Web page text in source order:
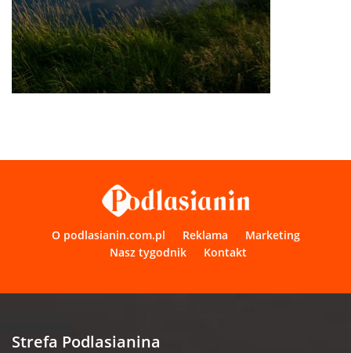
O podlasianin.com.pl Reklama
Marketing
Nasz tygodnik
Kontakt
Strefa Podlasianina